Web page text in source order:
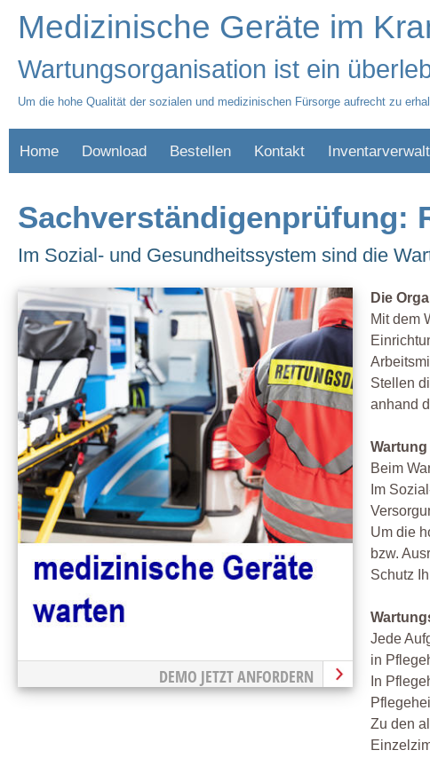
Medizinische Geräte im
Wartungsorganisation ist ein
Um die hohe Qualität der sozialen und medizinischen Fürsorge aufrecht zu
Home Download Bestellen Kontakt
Sachverständigenprüfung:
Im Sozial- und Gesundheitssystem sind die
DEMO JETZT ANFORDERN
Die
Mit dem
Stellen
anhand
Beim
Im
Um die
bzw.
Schutz
Jede
in
In
Zu den